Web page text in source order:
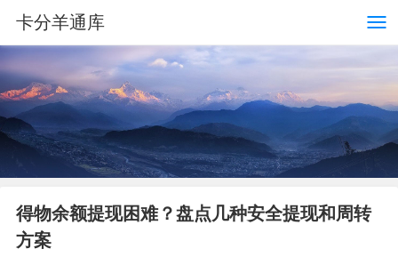
卡分羊通库
得物余额提现困难？盘点几种安全提现和周转
方案